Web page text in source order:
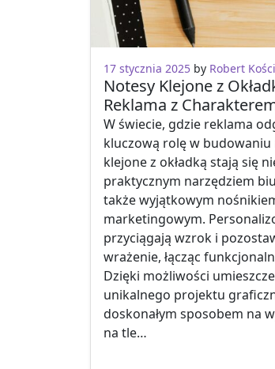
17 stycznia 2025 by Robert
Notesy Klejone z
Reklama z
W świecie, gdzie reklama
kluczową rolę w
klejone z okładką stają się
praktycznym narzędziem
także wyjątkowym
marketingowym.
przyciągają wzrok i
wrażenie, łącząc
Dzięki możliwości
unikalnego projektu
doskonałym sposobem na
na tle…